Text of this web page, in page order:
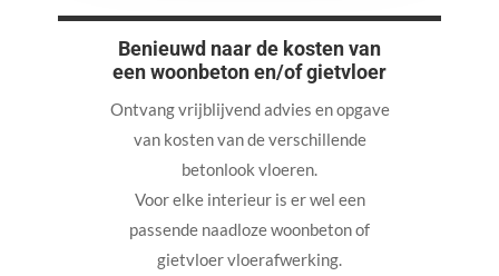
Benieuwd naar de kosten van
een woonbeton en/of gietvloer
Ontvang vrijblijvend advies en opgave
van kosten van de verschillende
betonlook vloeren.
Voor elke interieur is er wel een
passende naadloze woonbeton of
gietvloer vloerafwerking.